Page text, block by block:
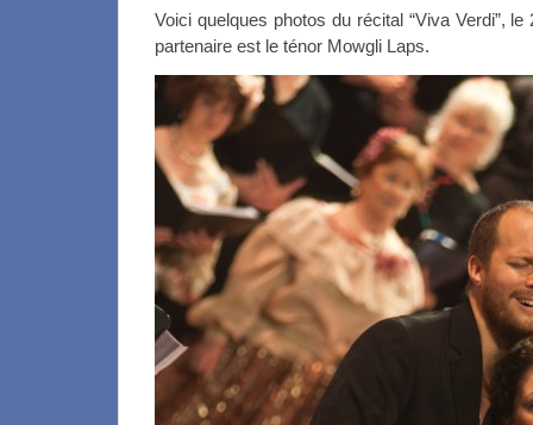
Voici quelques photos du récital “Viva Verdi”,
partenaire est le ténor Mowgli Laps.